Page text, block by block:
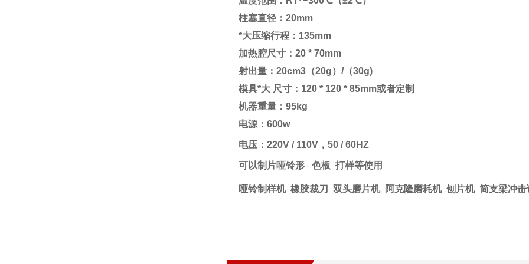
柱塞直径：20mm
*大压缩行程：135mm
加热腔尺寸：20 * 70mm
射出量：20cm3（20g）/（30g)
模具*大 尺寸：120 * 120 * 85mm或者定制
机器重量：95kg
电源：600w
电压：220V / 110V，50 / 60HZ
可以制片哑铃形 色板 打样等使用
哑铃制样机 橡胶裁刀 双头磨片机 阿克隆磨耗机 刨片机 简支梁冲击